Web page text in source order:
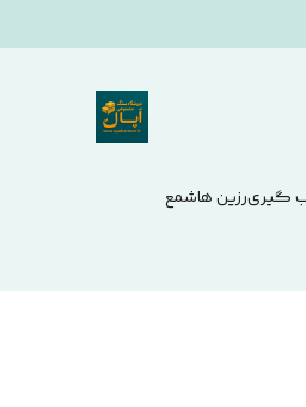
گیریرزین هاشمع